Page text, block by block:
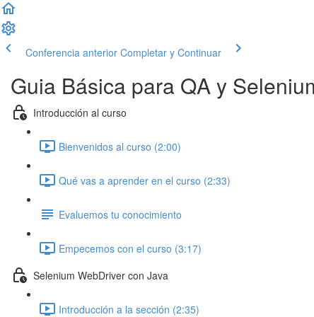
Conferencia anterior Completar y Continuar
Guia Básica para QA y
Introducción al curso
Bienvenidos al curso (2:00)
Qué vas a aprender en el curso (2:33)
Evaluemos tu conocimiento
Empecemos con el curso (3:17)
Selenium WebDriver con Java
Introducción a la sección (2:35)